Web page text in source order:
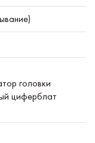
головки
циферблат